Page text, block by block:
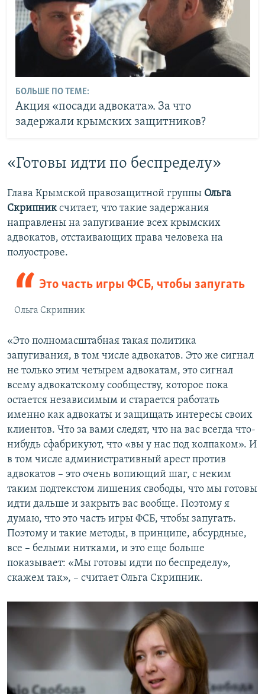
БОЛЬШЕ ПО ТЕМЕ:
Акция «посади адвоката». За что
задержали крымских защитников?
«Готовы идти по беспределу»‎
Глава Крымской правозащитной группы Ольга
Скрипниксчитает, что такие задержания
направлены на запугивание всех крымских
адвокатов, отстаивающих права человека на
полуострове.
Это часть игры ФСБ, чтобы запугать
Ольга Скрипник
«Это полномасштабная такая политика
запугивания, в том числе адвокатов. Это же сигнал
не только этим четырем адвокатам, это сигнал
всему адвокатскому сообществу, которое пока
остается независимым и старается работать
именно как адвокаты и защищать интересы своих
клиентов. Что за вами следят, что на вас всегда что-
нибудь сфабрикуют, что «вы у нас под колпаком»‎. И
в том числе административный арест против
адвокатов – это очень вопиющий шаг, с неким
таким подтекстом лишения свободы, что мы готовы
идти дальше и закрыть вас вообще. Поэтому я
думаю, что это часть игры ФСБ, чтобы запугать.
Поэтому и такие методы, в принципе, абсурдные,
все – белыми нитками, и это еще больше
показывает: «Мы готовы идти по беспределу»‎,
скажем так»‎, – считает Ольга Скрипник.